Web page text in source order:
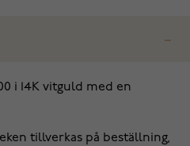
i 14K vitguld med en
tillverkas på beställning,